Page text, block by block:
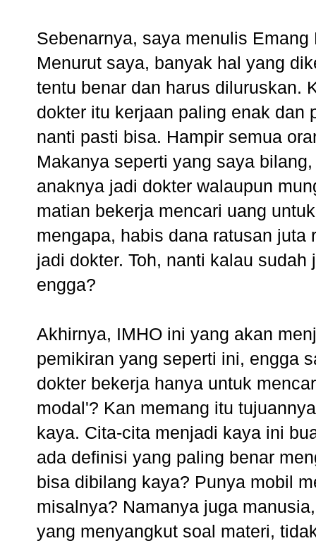
Sebenarnya, saya menulis Emang
Menurut saya, banyak hal yang
tentu benar dan harus diluruskan.
dokter itu kerjaan paling enak dan
nanti pasti bisa. Hampir semua
Makanya seperti yang saya
anaknya jadi dokter walaupun
matian bekerja mencari uang
mengapa, habis dana ratusan
jadi dokter. Toh, nanti kalau
engga?
Akhirnya, IMHO ini yang akan
pemikiran yang seperti ini, engga
dokter bekerja hanya untuk
modal'? Kan memang itu
kaya. Cita-cita menjadi kaya ini
ada definisi yang paling benar
bisa dibilang kaya? Punya mobil
misalnya? Namanya juga
yang menyangkut soal materi,